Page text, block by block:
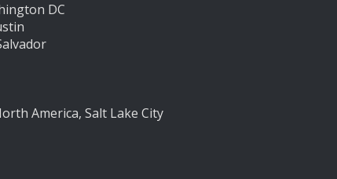
DC
America, Salt Lake City